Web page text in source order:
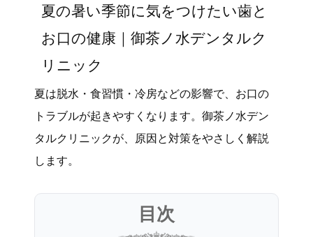
夏の暑い季節に気をつけたい歯と
お口の健康｜御茶ノ水デンタルク
リニック
夏は脱水・食習慣・冷房などの影響で、お口の
トラブルが起きやすくなります。御茶ノ水デン
タルクリニックが、原因と対策をやさしく解説
します。
目次